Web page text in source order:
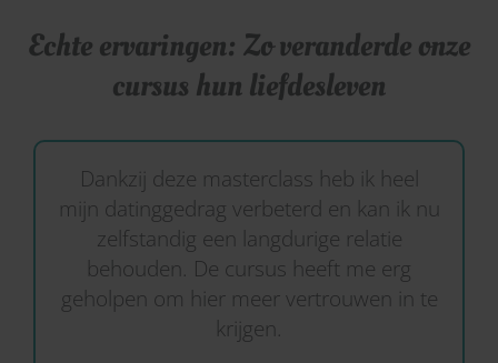
Echte ervaringen: Zo veranderde onze
cursus hun liefdesleven
Dankzij deze masterclass heb ik heel
mijn datinggedrag verbeterd en kan ik nu
zelfstandig een langdurige relatie
behouden. De cursus heeft me erg
geholpen om hier meer vertrouwen in te
krijgen.